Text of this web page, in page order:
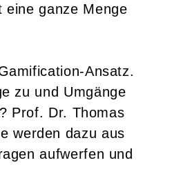
eine ganze Menge
Ansatz.
zu und Umgänge
Prof. Dr. Thomas
werden dazu aus
aufwerfen und